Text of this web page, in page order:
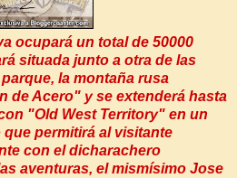
ocupará un total de 50000
situada junto a otra de las
la montaña rusa
de Acero" y se extenderá hasta
"Old West Territory" en un
permitirá al visitante
con el dicharachero
aventuras, el mismísimo Jose